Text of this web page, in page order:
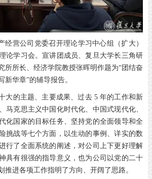
经营公司党委召开理论学习中心组（扩大）
论学习会。宣讲团成员、复旦大学长三角研
所所长、经济学院教授张晖明作题为“团结奋
新华章”的辅导报告。
大的主题、主要成果、过去 5 年的工作和新
马克思主义中国化时代化、中国式现代化、
化国家的目标任务、坚持党的全面领导和全
挑战等七个方面，以生动的事例、详实的数
行了全面系统的阐述，对公司上下更好理解
具有很强的指导意义，也为公司以党的二十
推进各项工作指明了方向、开阔了思路。